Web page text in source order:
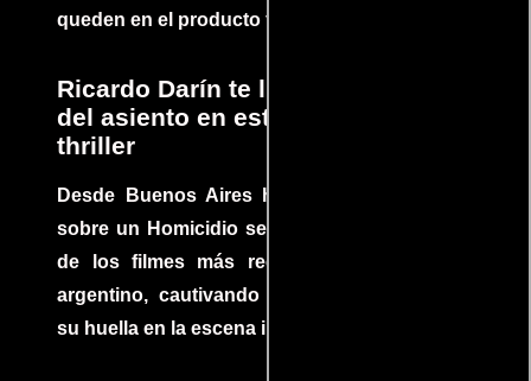
queden en el producto final.
Ricardo Darín te llevará al borde
del asiento en este increíble
thriller
Desde Buenos Aires hasta el mundo, Tesis
sobre un Homicidio se ha convertido en uno
de los filmes más recomendados del cine
argentino, cautivando audiencias y dejando
su huella en la escena internacional.